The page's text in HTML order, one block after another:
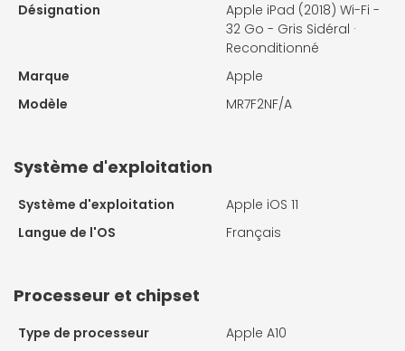
Désignation
Apple iPad (2018) Wi-Fi -
32 Go - Gris Sidéral ·
Reconditionné
Marque
Apple
Modèle
MR7F2NF/A
Système d'exploitation
Système d'exploitation
Apple iOS 11
Langue de l'OS
Français
Processeur et chipset
Type de processeur
Apple A10